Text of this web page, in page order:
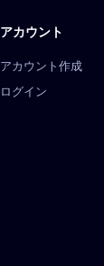
アカウント
アカウント作成
ログイン